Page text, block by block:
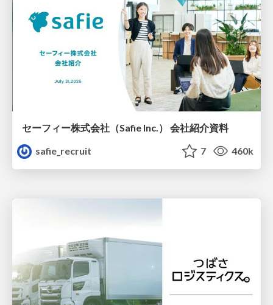
セーフィー株式会社（Safie Inc.） 会社紹介資料
safie_recruit
7 460k